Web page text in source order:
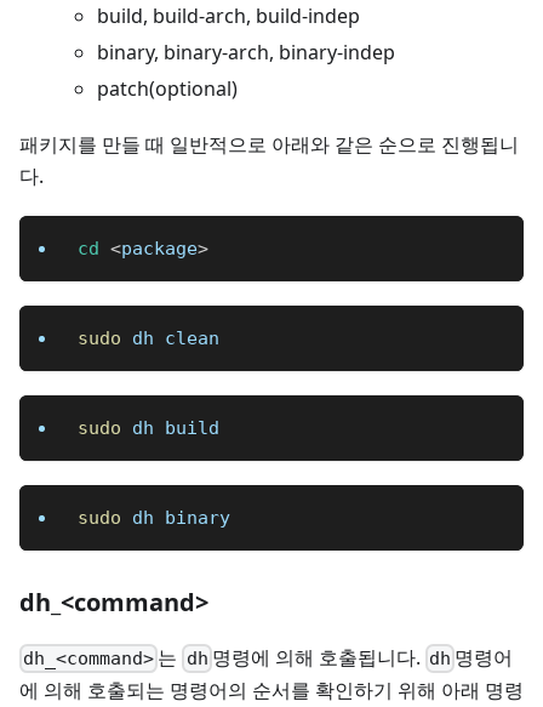
build, build-arch, build-indep
binary, binary-arch, binary-indep
patch(optional)
패키지를 만들 때 일반적으로 아래와 같은 순으로 진행됩니
다.
cd <package>
sudo dh clean
sudo dh build
sudo dh binary
dh_<command>
dh_<command> 는 dh 명령에 의해 호출됩니다. dh 명령어
에 의해 호출되는 명령어의 순서를 확인하기 위해 아래 명령